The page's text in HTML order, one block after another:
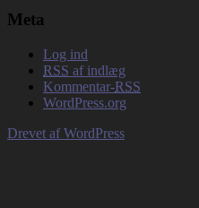
Meta
Log ind
RSS af indlæg
Kommentar-RSS
WordPress.org
Drevet af WordPress